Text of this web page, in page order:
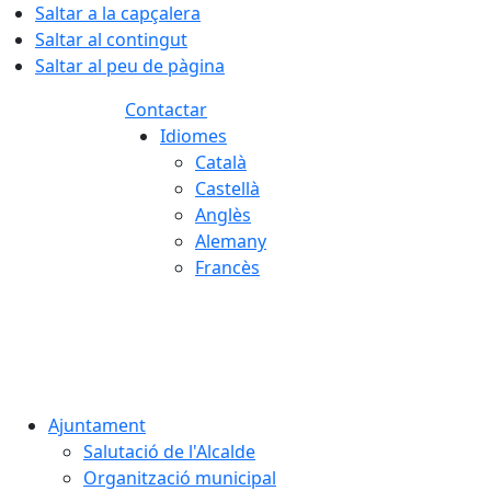
Saltar a la capçalera
Saltar al contingut
Saltar al peu de pàgina
Contactar
Idiomes
Català
Castellà
Anglès
Alemany
Francès
Ajuntament
Salutació de l'Alcalde
Organització municipal